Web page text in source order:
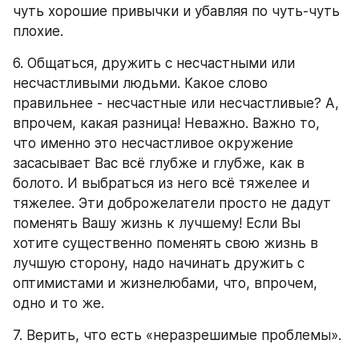
чуть хорошие привычки и убавляя по чуть-чуть
плохие.
6. Общаться, дружить с несчастными или
несчастливыми людьми. Какое слово
правильнее - несчастные или несчастливые? А,
впрочем, какая разница! Неважно. Важно то,
что именно это несчастливое окружение
засасывает Вас всё глубже и глубже, как в
болото. И выбраться из него всё тяжелее и
тяжелее. Эти доброжелатели просто не дадут
поменять Вашу жизнь к лучшему! Если Вы
хотите существенно поменять свою жизнь в
лучшую сторону, надо начинать дружить с
оптимистами и жизнелюбами, что, впрочем,
одно и то же.
7. Верить, что есть «неразрешимые проблемы».